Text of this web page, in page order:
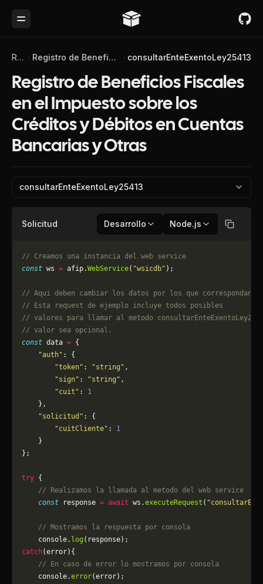
Toggle Menu
Referencia de API Registro de Beneficios Fiscales en el Impuesto sobre los Créditos y Débitos en Cuentas Bancarias y Otras consultarEnteExentoLey25413
Registro de Beneficios Fiscales
en el Impuesto sobre los
Créditos y Débitos en Cuentas
Bancarias y Otras
consultarEnteExentoLey25413
Solicitud Desarrollo Node.js Copiar
// Creamos una instancia del web service
const ws = afip.WebService( "wsicdb" );
// Aqui deben cambiar los datos por los que correspondan.
// Esta request de ejemplo incluye todos posibles
// valores para llamar al metodo
// valor sea opcional.
const data = {
    "auth"
: {
        "token"
: "string" ,
        "sign"
: "string" ,
        "cuit"
: 1
    },
    "solicitud"
: {
        "cuitCliente"
: 1
    }
};
try {
    // Realizamos la llamada al metodo del web service
    const
response = await ws.executeRequest (
    // Mostramos la respuesta por consola
    console.
log (response);
catch(error){
    // En caso de error lo mostramos por consola
	console.
error(error);